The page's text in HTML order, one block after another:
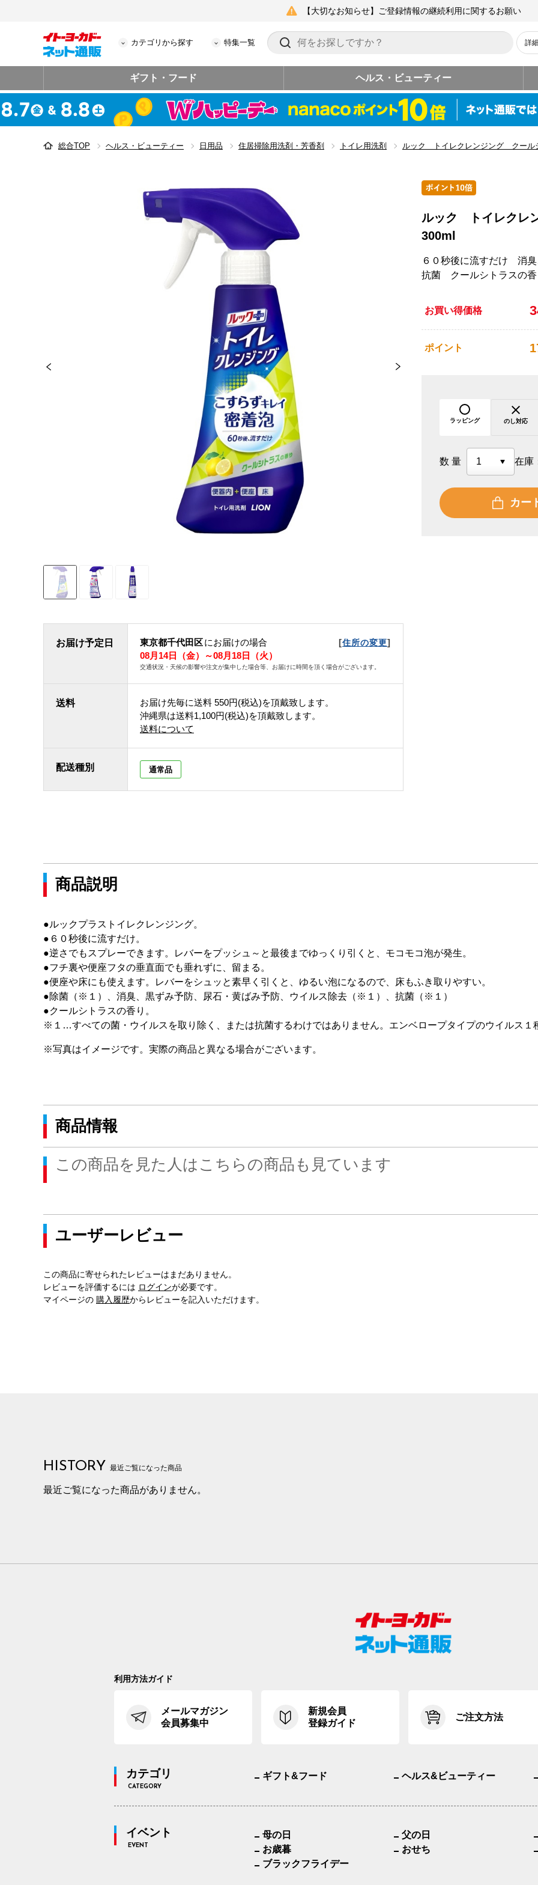
【大切なお知らせ】ご登録情報の継続利用に関するお願い
カテゴリから探す 特集一覧 詳
ギフト・フード ヘルス・ビューティー
総合TOP ヘルス・ビューティー 日用品 住居掃除用洗剤・芳香剤 トイレ用洗剤 ルック トイレクレンジング クール
お届け予定日 東京都千代田区にお届けの場合 [住所の変更]
08月14日（金）～08月18日（火）
交通状況・天候の影響や注文が集中した場合等、お届けに時間を頂く場合がございます。
送料 お届け先毎に送料 550円(税込)を頂戴致します。
沖縄県は送料1,100円(税込)を頂戴致します。
送料について
配送種別 通常品
ルック トイレクレ
300ml
６０秒後に流すだけ 消
抗菌 クールシトラスの香
お買い得価格
ポイント
ラッピング のし対応
数量 在庫
カー
商品説明
●ルックプラストイレクレンジング。
●６０秒後に流すだけ。
●逆さでもスプレーできます。レバーをプッシュ～と最後までゆっくり引くと、モコモコ泡が発生。
●フチ裏や便座フタの垂直面でも垂れずに、留まる。
●便座や床にも使えます。レバーをシュッと素早く引くと、ゆるい泡になるので、床もふき取りやすい。
●除菌（※１）、消臭、黒ずみ予防、尿石・黄ばみ予防、ウイルス除去（※１）、抗菌（※１）
●クールシトラスの香り。
※１…すべての菌・ウイルスを取り除く、または抗菌するわけではありません。エンベロープタイプのウイルス１
※写真はイメージです。実際の商品と異なる場合がございます。
商品情報
この商品を見た人はこちらの商品も見ています
ユーザーレビュー
この商品に寄せられたレビューはまだありません。
レビューを評価するには ログインが必要です。
マイページの 購入履歴からレビューを記入いただけます。
HISTORY 最近ご覧になった商品
最近ご覧になった商品がありません。
利用方法ガイド
メールマガジン
会員募集中
新規会員
登録ガイド
ご注文方法
カテゴリ
CATEGORY
ギフト&フード ヘルス&ビューティー
イベント
EVENT
母の日 父の日
お歳暮
おせち
ブラックフライデー